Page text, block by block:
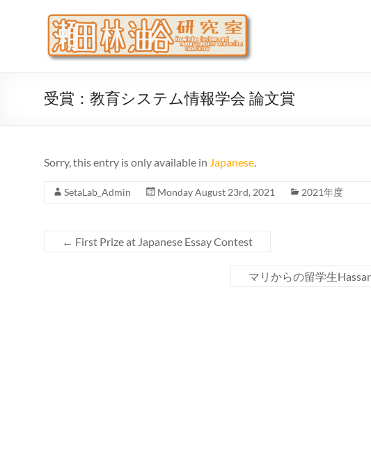
代システム科学域
受賞：教育システム情報学会 論文賞
Sorry, this entry is only available in Japanese.
SetaLab_Admin Monday August 23rd, 2021 2021年度
← First Prize at Japanese Essay Contest
マリからの留学生